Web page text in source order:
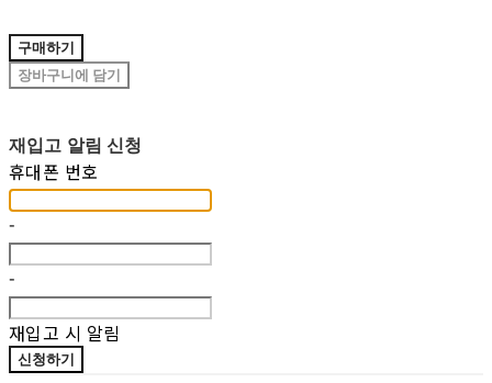
구매하기
장바구니에 담기
재입고 알림 신청
휴대폰 번호
-
-
재입고 시 알림
신청하기